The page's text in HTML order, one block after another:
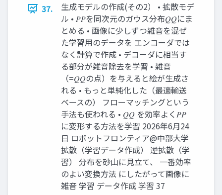
37.
生成モデルの作成(その2） • 拡散モデ
ル • 𝑃𝑃を同次元のガウス分布𝑄𝑄にま
とめる • 画像に少しずつ雑音を混ぜ
た学習用のデータを エンコーダでは
なく計算で作成 • デコーダに相当す
る部分が雑音除去を学習 • 雑音
（=𝑄𝑄の点）を与えると絵が生成さ
れる • もっと単純化した（最適輸送
ベースの） フローマッチングという
手法も使われる • 𝑄𝑄 を効率よく𝑃𝑃
に変形する方法を学習 2026年6月24
日 ロボットフロンティア@中部大学
拡散（学習データ作成） 逆拡散（学
習） 分布を砂山に見立て、 一番効率
のよい変換方法 にしたがって画像に
雑音 学習 データ作成 学習 37